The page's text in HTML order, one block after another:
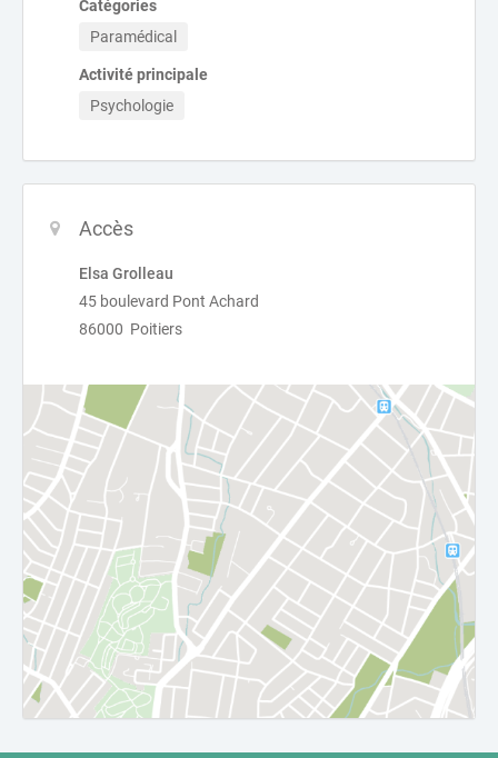
Catégories
Paramédical
Activité principale
Psychologie
Accès
Elsa Grolleau
45 boulevard Pont Achard
86000 Poitiers